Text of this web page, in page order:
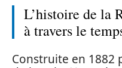
L’histoire de la
à travers le
Construite en 1882